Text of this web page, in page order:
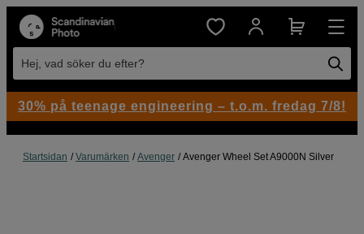
Hej, vad söker du efter?
Startsidan Varumärken Avenger Avenger Wheel Set A9000N Silver
30% på teenage engineering – t.o.m. fredag 7/8!